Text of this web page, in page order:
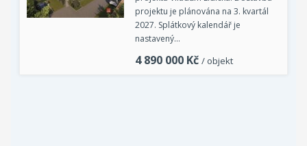
projektu je plánována na 3. kvartál
2027. Splátkový kalendář je
nastavený…
4 890 000 Kč / objekt